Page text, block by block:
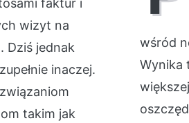
faktur i
wizyt na
Dziś jednak
inaczej.
takim jak
wśród
Wynika